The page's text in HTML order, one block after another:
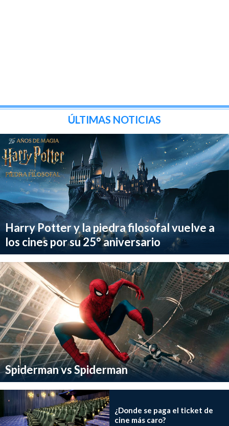
ÚLTIMAS NOTICIAS
Harry Potter y la piedra filosofal vuelve a
los cines por su 25° aniversario
Spiderman vs Spiderman
¿Donde se paga el ticket de
cine más caro?